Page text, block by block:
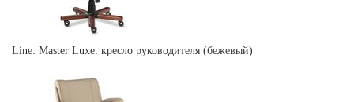
Line: Master Luxe: кресло руководителя (бежевый)